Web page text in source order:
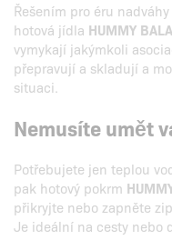
Řešením pro éru
hotová jídla HUMMY
vymykají jakýmkoli
přepravují a skladují a
situaci.
Nemusíte umět
Potřebujete jen teplou
pak hotový pokrm
přikryjte nebo zapněte
Je ideální na cesty nebo